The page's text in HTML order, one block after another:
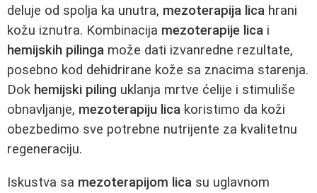
deluje od spolja ka unutra, mezoterapija lica hrani
kožu iznutra. Kombinacija mezoterapije lica i
hemijskih pilinga može dati izvanredne rezultate,
posebno kod dehidrirane kože sa znacima starenja.
Dok hemijski piling uklanja mrtve ćelije i stimuliše
obnavljanje, mezoterapiju lica koristimo da koži
obezbedimo sve potrebne nutrijente za kvalitetnu
regeneraciju.
Iskustva sa mezoterapijom lica su uglavnom